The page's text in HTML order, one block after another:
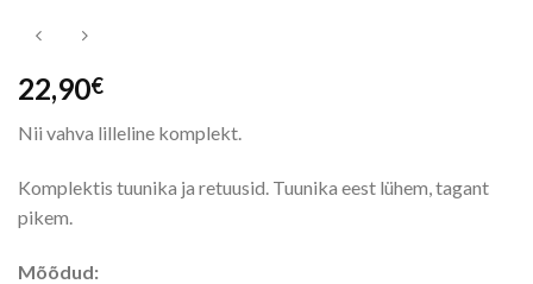
22,90€
Nii vahva lilleline komplekt.
Komplektis tuunika ja retuusid. Tuunika eest lühem, tagant
pikem.
Mõõdud: